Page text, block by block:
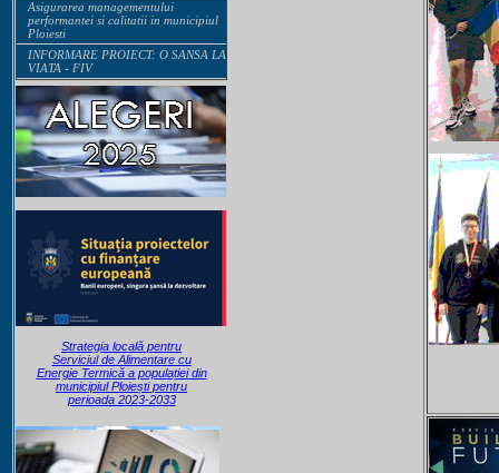
Asigurarea managementului
performantei si calitatii in municipiul
Ploiesti
INFORMARE PROIECT: O SANSA LA
VIATA - FIV
Strategia locală pentru
Serviciul de Alimentare cu
Energie Termică a populației din
municipiul Ploiești pentru
perioada 2023-2033